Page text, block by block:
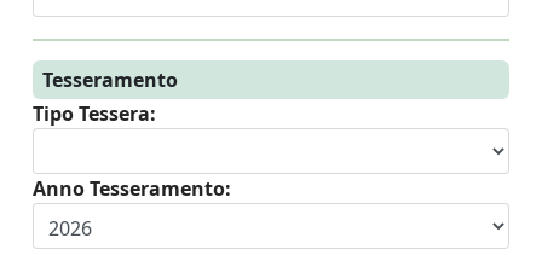
Tesseramento
Tipo Tessera:
Anno Tesseramento: